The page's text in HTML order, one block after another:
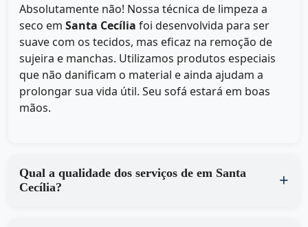
Absolutamente não! Nossa técnica de limpeza a
seco em Santa Cecília foi desenvolvida para ser
suave com os tecidos, mas eficaz na remoção de
sujeira e manchas. Utilizamos produtos especiais
que não danificam o material e ainda ajudam a
prolongar sua vida útil. Seu sofá estará em boas
mãos.
Qual a qualidade dos serviços de em Santa
Cecília?